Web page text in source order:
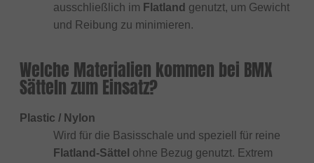
ausschließlich im Flatland genutzt, um Gewicht
und Reibung zu minimieren.
Welche Materialien kommen bei BMX
Sätteln zum Einsatz?
Plastic / Nylon
Wird für die Basisschale und speziell für reine
Flatland-Sättel ohne Bezug genutzt. Extrem